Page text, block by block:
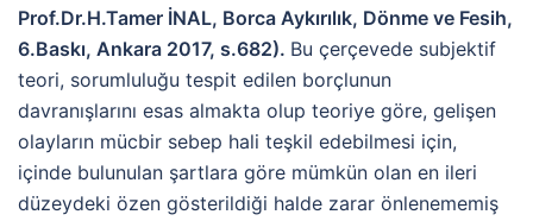
Prof.Dr.H.Tamer İNAL, Borca Aykırılık, Dönme ve Fesih,
6.Baskı, Ankara 2017, s.682). Bu çerçevede subjektif
teori, sorumluluğu tespit edilen borçlunun
davranışlarını esas almakta olup teoriye göre, gelişen
olayların mücbir sebep hali teşkil edebilmesi için,
içinde bulunulan şartlara göre mümkün olan en ileri
düzeydeki özen gösterildiği halde zarar önlenememiş